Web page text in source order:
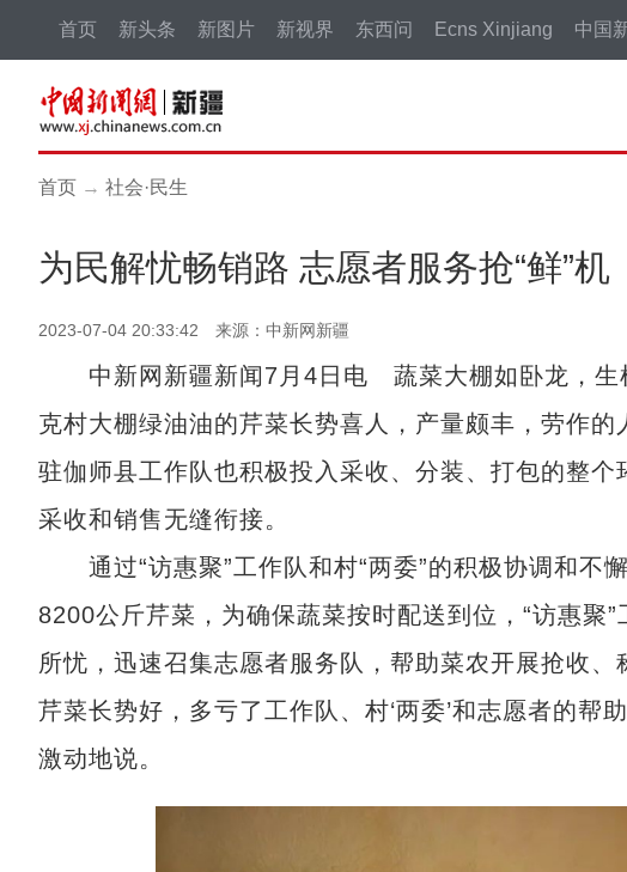
首页 新头条 新图片 新视界 东西问 Ecns Xinjiang 中国
首页 → 社会·民生
为民解忧畅销路 志愿者服务抢“鲜”机
2023-07-04 20:33:42 来源：中新网新疆
中新网新疆新闻7月4日电 蔬菜大棚如卧龙，生
克村大棚绿油油的芹菜长势喜人，产量颇丰，劳作
驻伽师县工作队也积极投入采收、分装、打包的整
采收和销售无缝衔接。
通过“访惠聚”工作队和村“两委”的积极协调和不
8200公斤芹菜，为确保蔬菜按时配送到位，“访惠聚
所忧，迅速召集志愿者服务队，帮助菜农开展抢收
芹菜长势好，多亏了工作队、村‘两委’和志愿者的帮
激动地说。